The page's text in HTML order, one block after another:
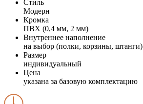
Стиль
Модерн
Кромка
ПВХ (0,4 мм, 2 мм)
Внутреннее наполнение
на выбор (полки, корзины, штанги)
Размер
индивидуальный
Цена
указана за базовую комплектацию